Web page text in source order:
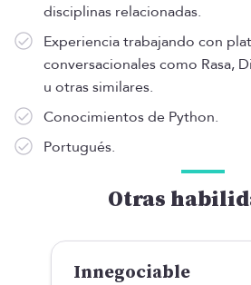
disciplinas relacionadas.
Experiencia trabajando con
conversacionales como Rasa,
u otras similares.
Conocimientos de Python.
Portugués.
Otras
Innegociable